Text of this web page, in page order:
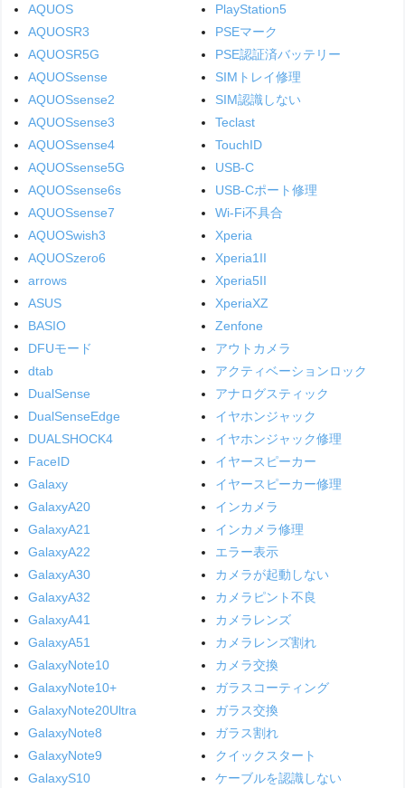
AQUOS
AQUOSR3
AQUOSR5G
AQUOSsense
AQUOSsense2
AQUOSsense3
AQUOSsense4
AQUOSsense5G
AQUOSsense6s
AQUOSsense7
AQUOSwish3
AQUOSzero6
arrows
ASUS
BASIO
DFUモード
dtab
DualSense
DualSenseEdge
DUALSHOCK4
FaceID
Galaxy
GalaxyA20
GalaxyA21
GalaxyA22
GalaxyA30
GalaxyA32
GalaxyA41
GalaxyA51
GalaxyNote10
GalaxyNote10+
GalaxyNote20Ultra
GalaxyNote8
GalaxyNote9
GalaxyS10
PlayStation5
PSEマーク
PSE認証済バッテリー
SIMトレイ修理
SIM認識しない
Teclast
TouchID
USB-C
USB-Cポート修理
Wi-Fi不具合
Xperia
Xperia1II
Xperia5II
XperiaXZ
Zenfone
アウトカメラ
アクティベーションロック
アナログスティック
イヤホンジャック
イヤホンジャック修理
イヤースピーカー
イヤースピーカー修理
インカメラ
インカメラ修理
エラー表示
カメラが起動しない
カメラピント不良
カメラレンズ
カメラレンズ割れ
カメラ交換
ガラスコーティング
ガラス交換
ガラス割れ
クイックスタート
ケーブルを認識しない